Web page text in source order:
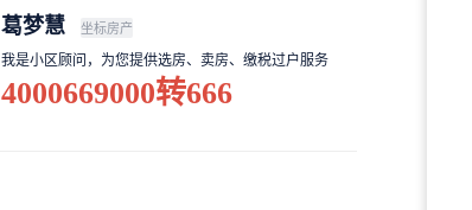
葛梦慧 坐标房产
我是小区顾问，为您提供选房、卖房、缴税过户服务
4000669000转666